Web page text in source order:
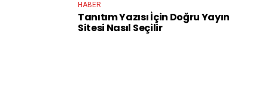
HABER
Tanıtım Yazısı İçin Doğru Yayın
Sitesi Nasıl Seçilir